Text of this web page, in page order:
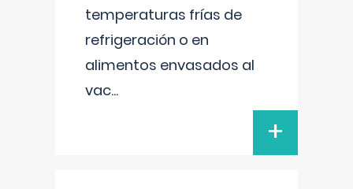
temperaturas frías de
refrigeración o en
alimentos envasados al
vac...
+